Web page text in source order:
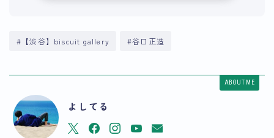
#【渋谷】biscuit gallery #谷口正造
ABOUT ME
よしてる